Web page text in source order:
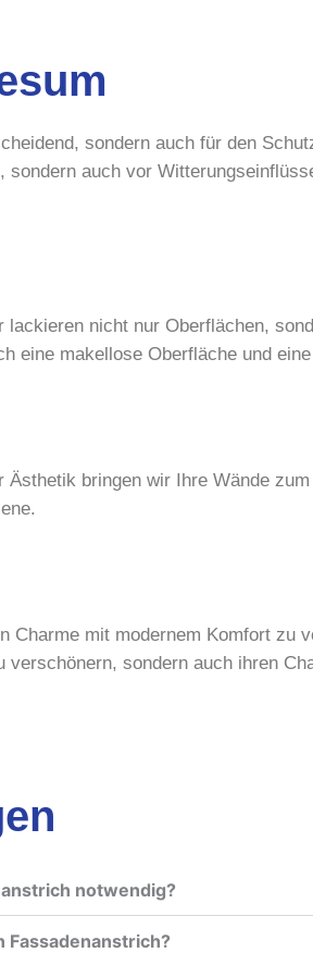
sondern auch für den
auch vor
nicht nur Oberflächen,
eine makellose Oberfläche und
bringen wir Ihre Wände
mit modernem Komfort zu
sondern auch ihren
notwendig?
Fassadenanstrich?